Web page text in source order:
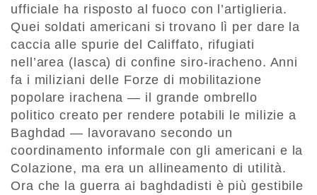
ufficiale ha risposto al fuoco con l’artiglieria.
Quei soldati americani si trovano lì per dare la
caccia alle spurie del Califfato, rifugiati
nell’area (lasca) di confine siro-iracheno. Anni
fa i miliziani delle Forze di mobilitazione
popolare irachena — il grande ombrello
politico creato per rendere potabili le milizie a
Baghdad — lavoravano secondo un
coordinamento informale con gli americani e la
Colazione, ma era un allineamento di utilità.
Ora che la guerra ai baghdadisti è più gestibile